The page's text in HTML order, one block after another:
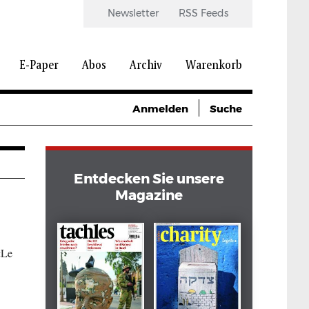
Newsletter RSS Feeds
E-Paper Abos Archiv Warenkorb
Anmelden Suche
Entdecken Sie unsere
Magazine